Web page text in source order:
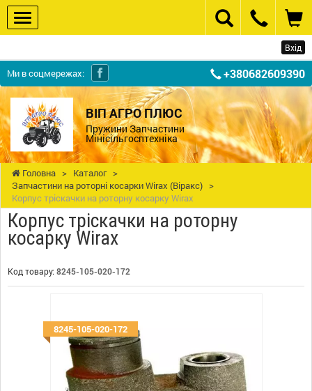
Вхід
Ми в соцмережах: +380682609390
ВІП АГРО ПЛЮС
Пружини Запчастини
Мінісільгосптехніка
Головна > Каталог >
Запчастини на роторні косарки Wirax (Віракс) >
Корпус тріскачки на роторну косарку Wirax
Корпус тріскачки на роторну
косарку Wirax
Код товару: 8245-105-020-172
8245-105-020-172